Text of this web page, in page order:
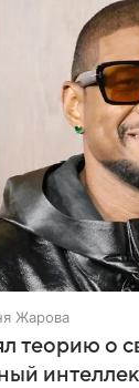
Жарова
теорию о